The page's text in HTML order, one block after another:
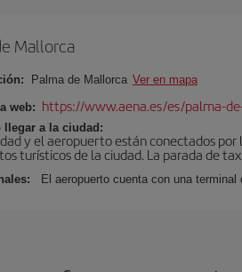
Mallorca
Palma de Mallorca Ver en mapa
web: https://www.aena.es/es/palma-
llegar a la ciudad:
y el aeropuerto están conectados
turísticos de la ciudad. La parada de
El aeropuerto cuenta con una